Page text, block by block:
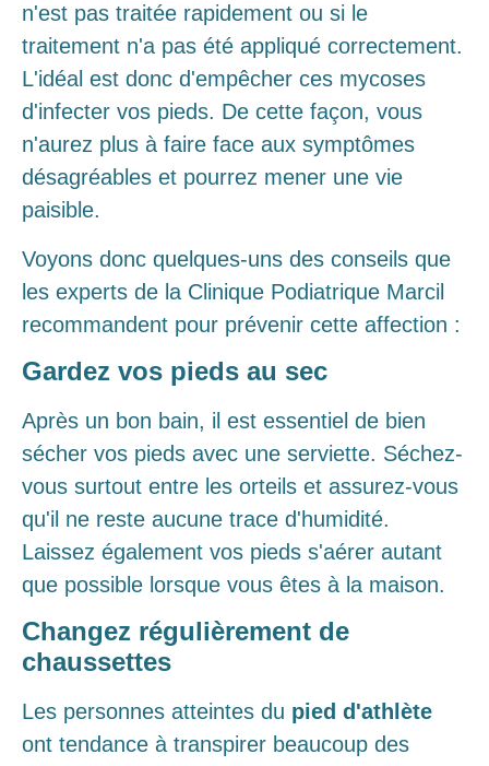
n'est pas traitée rapidement ou si le
traitement n'a pas été appliqué correctement.
L'idéal est donc d'empêcher ces mycoses
d'infecter vos pieds. De cette façon, vous
n'aurez plus à faire face aux symptômes
désagréables et pourrez mener une vie
paisible.
Voyons donc quelques-uns des conseils que
les experts de la Clinique Podiatrique Marcil
recommandent pour prévenir cette affection :
Gardez vos pieds au sec
Après un bon bain, il est essentiel de bien
sécher vos pieds avec une serviette. Séchez-
vous surtout entre les orteils et assurez-vous
qu'il ne reste aucune trace d'humidité.
Laissez également vos pieds s'aérer autant
que possible lorsque vous êtes à la maison.
Changez régulièrement de
chaussettes
Les personnes atteintes du pied d'athlète
ont tendance à transpirer beaucoup des